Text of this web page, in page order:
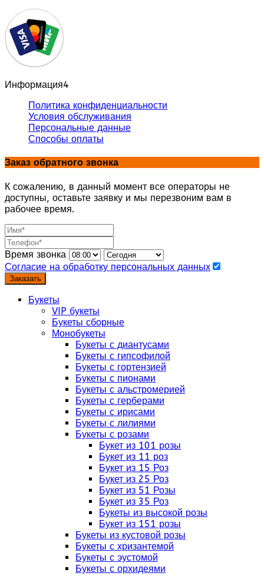
Информация4
Политика конфиденциальности
Условия обслуживания
Персональные данные
Способы оплаты
Заказ обратного звонка
К сожалению, в данный момент все операторы не
доступны, оставьте заявку и мы перезвоним вам в
рабочее время.
Время звонка
Согласие на обработку персональных данных
Заказать
Букеты
VIP букеты
Букеты сборные
Монобукеты
Букеты с диантусами
Букеты с гипсофилой
Букеты с гортензией
Букеты с пионами
Букеты с альстромерией
Букеты с герберами
Букеты с ирисами
Букеты с лилиями
Букеты с розами
Букет из 101 розы
Букет из 11 роз
Букет из 15 Роз
Букет из 25 Роз
Букет из 51 Розы
Букет из 35 Роз
Букеты из высокой розы
Букет из 151 розы
Букеты из кустовой розы
Букеты с хризантемой
Букеты с эустомой
Букеты с орхидеями